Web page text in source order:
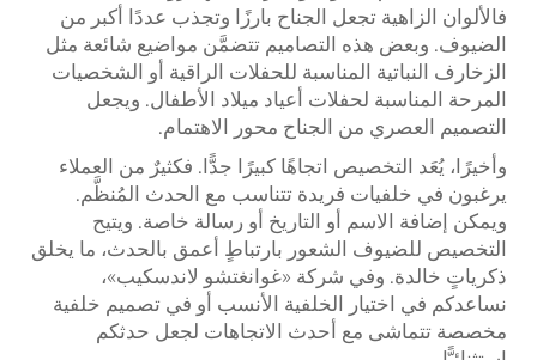
فالألوان الزاهية تجعل الجناح بارزًا وتجذب عددًا أكبر من
الضيوف. وبعض هذه التصاميم تتضمَّن مواضيع شائعة مثل
الزخارف النباتية المناسبة للحفلات الراقية أو الشخصيات
المرحة المناسبة لحفلات أعياد ميلاد الأطفال. ويجعل
التصميم العصري من الجناح محور الاهتمام.
وأخيرًا، يُعَد التخصيص اتجاهًا كبيرًا جدًّا. فكثيرٌ من العملاء
يرغبون في خلفيات فريدة تتناسب مع الحدث المُنظَّم.
ويمكن إضافة الاسم أو التاريخ أو رسالة خاصة. ويتيح
التخصيص للضيوف الشعور بارتباطٍ أعمق بالحدث، ما يخلق
ذكرياتٍ خالدة. وفي شركة «غوانغتشو لاندسكيب»،
نساعدكم في اختيار الخلفية الأنسب أو في تصميم خلفية
مخصصة تتماشى مع أحدث الاتجاهات لجعل حدثكم